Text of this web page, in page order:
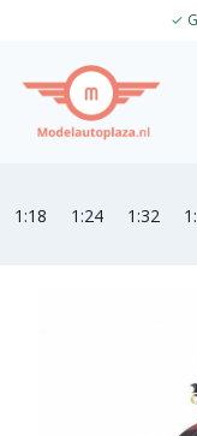
✓
1:18 1:24 1:32